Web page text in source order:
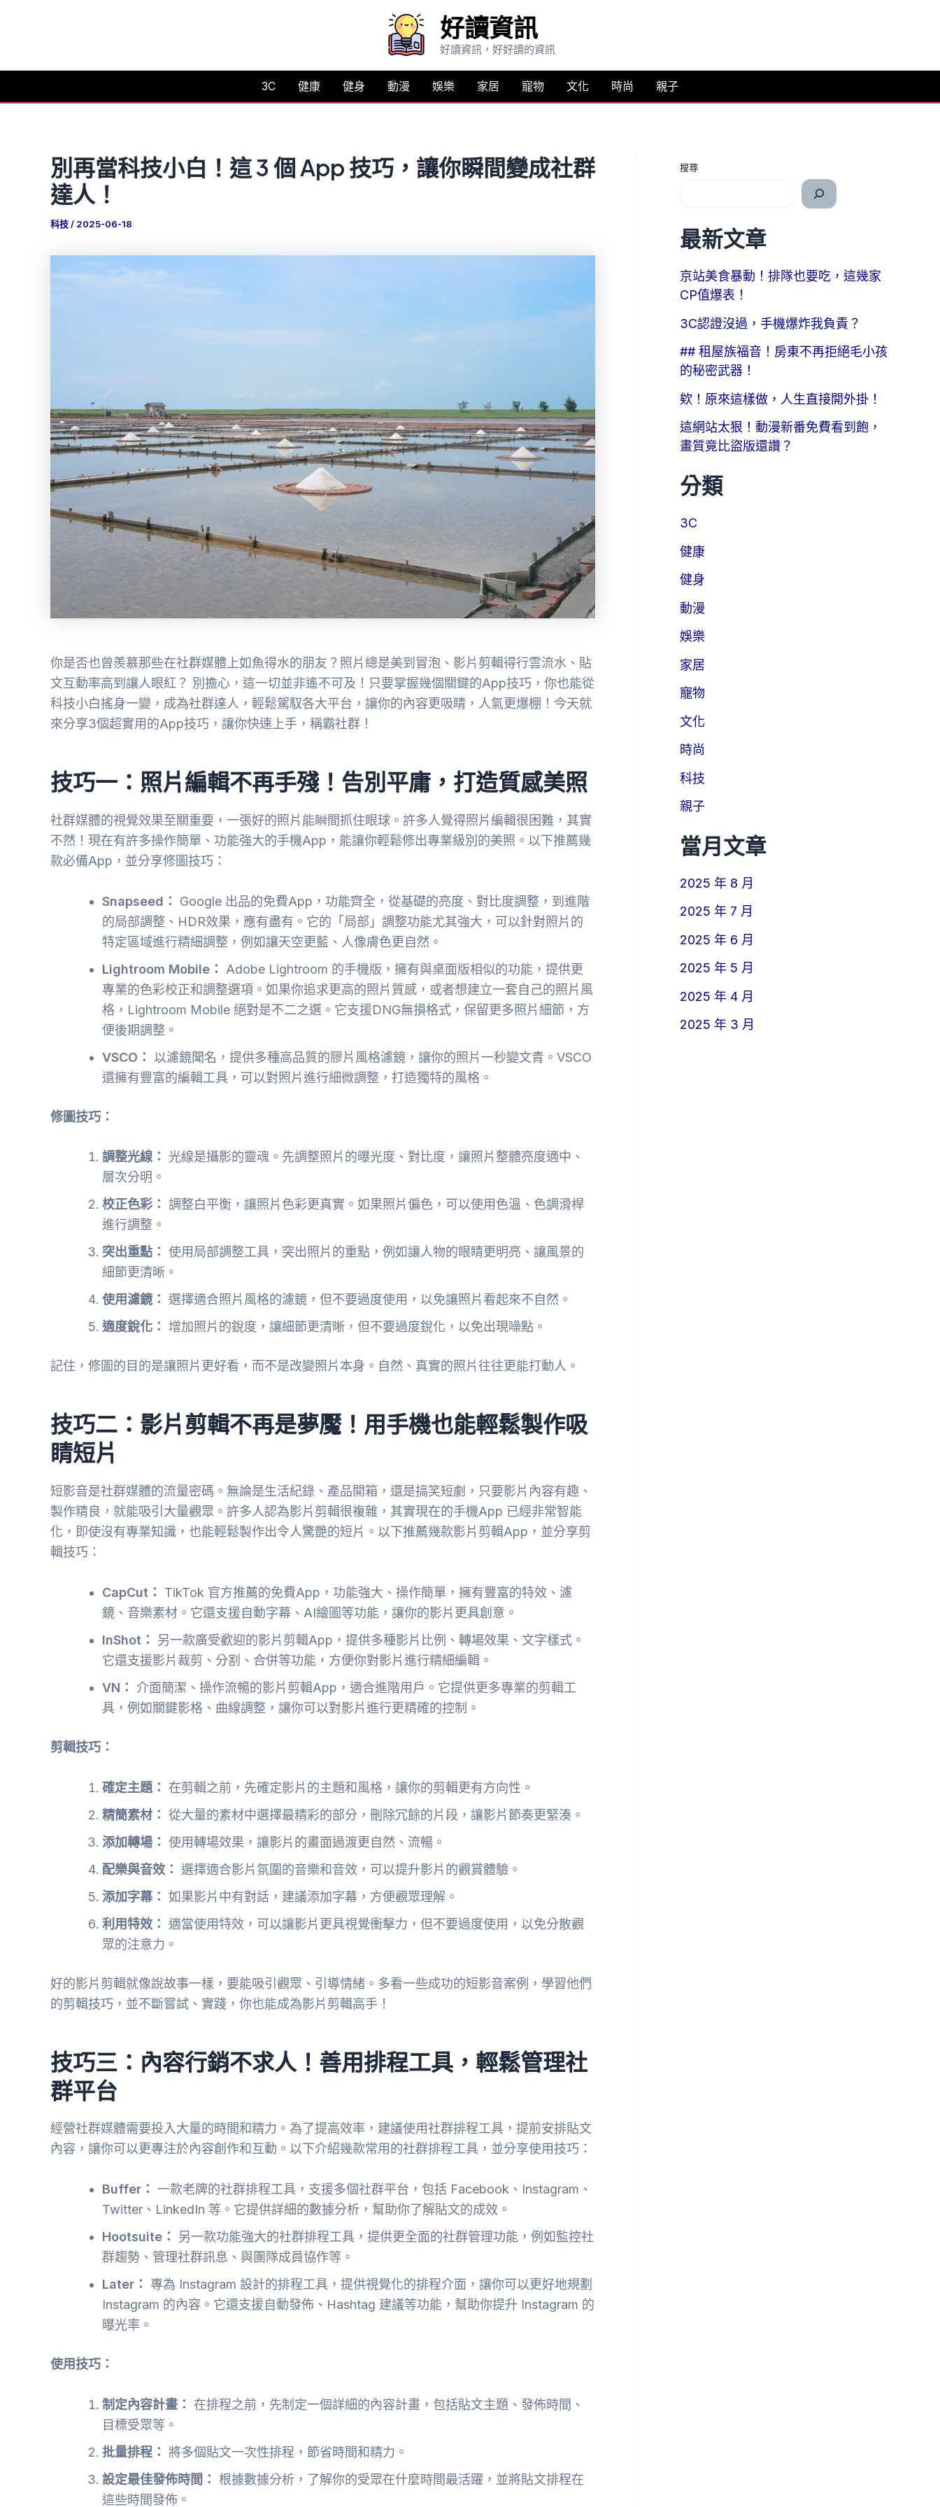
要
好讀資訊
好讀資訊，好好讀的資訊
3C 健康 健身 動漫 娛樂 家居 寵物 文化 時尚 親子
別再當科技小白！這 3 個 App 技巧，讓你瞬間變成社群
達人！
科技/ 2025-06-18
你是否也曾羨慕那些在社群媒體上如魚得水的朋友？照片總是美到冒泡、影片剪輯得行雲流水、貼
文互動率高到讓人眼紅？ 別擔心，這一切並非遙不可及！只要掌握幾個關鍵的App技巧，你也能從
科技小白搖身一變，成為社群達人，輕鬆駕馭各大平台，讓你的內容更吸睛，人氣更爆棚！今天就
來分享3個超實用的App技巧，讓你快速上手，稱霸社群！
技巧一：照片編輯不再手殘！告別平庸，打造質感美照
社群媒體的視覺效果至關重要，一張好的照片能瞬間抓住眼球。許多人覺得照片編輯很困難，其實
不然！現在有許多操作簡單、功能強大的手機App，能讓你輕鬆修出專業級別的美照。以下推薦幾
款必備App，並分享修圖技巧：
Snapseed：
Google 出品的免費App，功能齊全，從基礎的亮度、對比度調整，到進階
的局部調整、HDR效果，應有盡有。它的「局部」調整功能尤其強大，可以針對照片的
特定區域進行精細調整，例如讓天空更藍、人像膚色更自然。
Lightroom Mobile：
Adobe Lightroom 的手機版，擁有與桌面版相似的功能，提供更
專業的色彩校正和調整選項。如果你追求更高的照片質感，或者想建立一套自己的照片風
格，Lightroom Mobile 絕對是不二之選。它支援DNG無損格式，保留更多照片細節，方
便後期調整。
VSCO： 以濾鏡聞名，提供多種高品質的膠片風格濾鏡，讓你的照片一秒變文青。VSCO
還擁有豐富的編輯工具，可以對照片進行細微調整，打造獨特的風格。
修圖技巧：
調整光線：
光線是攝影的靈魂。先調整照片的曝光度、對比度，讓照片整體亮度適中、
層次分明。
校正色彩： 調整白平衡，讓照片色彩更真實。如果照片偏色，可以使用色溫、色調滑桿
進行調整。
突出重點： 使用局部調整工具，突出照片的重點，例如讓人物的眼睛更明亮、讓風景的
細節更清晰。
使用濾鏡： 選擇適合照片風格的濾鏡，但不要過度使用，以免讓照片看起來不自然。
適度銳化：
增加照片的銳度，讓細節更清晰，但不要過度銳化，以免出現噪點。
記住，修圖的目的是讓照片更好看，而不是改變照片本身。自然、真實的照片往往更能打動人。
技巧二：影片剪輯不再是夢魘！用手機也能輕鬆製作吸
睛短片
短影音是社群媒體的流量密碼。無論是生活紀錄、產品開箱，還是搞笑短劇，只要影片內容有趣、
製作精良，就能吸引大量觀眾。許多人認為影片剪輯很複雜，其實現在的手機App 已經非常智能
化，即使沒有專業知識，也能輕鬆製作出令人驚艷的短片。以下推薦幾款影片剪輯App，並分享剪
輯技巧：
CapCut：
TikTok 官方推薦的免費App，功能強大、操作簡單，擁有豐富的特效、濾
鏡、音樂素材。它還支援自動字幕、AI繪圖等功能，讓你的影片更具創意。
InShot：
另一款廣受歡迎的影片剪輯App，提供多種影片比例、轉場效果、文字樣式。
它還支援影片裁剪、分割、合併等功能，方便你對影片進行精細編輯。
VN：
介面簡潔、操作流暢的影片剪輯App，適合進階用戶。它提供更多專業的剪輯工
具，例如關鍵影格、曲線調整，讓你可以對影片進行更精確的控制。
剪輯技巧：
確定主題：
在剪輯之前，先確定影片的主題和風格，讓你的剪輯更有方向性。
精簡素材： 從大量的素材中選擇最精彩的部分，刪除冗餘的片段，讓影片節奏更緊湊。
添加轉場： 使用轉場效果，讓影片的畫面過渡更自然、流暢。
配樂與音效： 選擇適合影片氛圍的音樂和音效，可以提升影片的觀賞體驗。
添加字幕： 如果影片中有對話，建議添加字幕，方便觀眾理解。
利用特效： 適當使用特效，可以讓影片更具視覺衝擊力，但不要過度使用，以免分散觀
眾的注意力。
好的影片剪輯就像說故事一樣，要能吸引觀眾、引導情緒。多看一些成功的短影音案例，學習他們
的剪輯技巧，並不斷嘗試、實踐，你也能成為影片剪輯高手！
技巧三：內容行銷不求人！善用排程工具，輕鬆管理社
群平台
經營社群媒體需要投入大量的時間和精力。為了提高效率，建議使用社群排程工具，提前安排貼文
內容，讓你可以更專注於內容創作和互動。以下介紹幾款常用的社群排程工具，並分享使用技巧：
Buffer： 一款老牌的社群排程工具，支援多個社群平台，包括 Facebook、Instagram、
Twitter、LinkedIn 等。它提供詳細的數據分析，幫助你了解貼文的成效。
Hootsuite：
另一款功能強大的社群排程工具，提供更全面的社群管理功能，例如監控社
群趨勢、管理社群訊息、與團隊成員協作等。
Later： 專為 Instagram 設計的排程工具，提供視覺化的排程介面，讓你可以更好地規劃
Instagram 的內容。它還支援自動發佈、Hashtag 建議等功能，幫助你提升 Instagram 的
曝光率。
使用技巧：
制定內容計畫：
在排程之前，先制定一個詳細的內容計畫，包括貼文主題、發佈時間、
目標受眾等。
批量排程： 將多個貼文一次性排程，節省時間和精力。
設定最佳發佈時間： 根據數據分析，了解你的受眾在什麼時間最活躍，並將貼文排程在
這些時間發佈。
搜尋
最新文章
京站美食暴動！排隊也要吃，這幾家
CP值爆表！
3C認證沒過，手機爆炸我負責？
## 租屋族福音！房東不再拒絕毛小孩
的秘密武器！
欸！原來這樣做，人生直接開外掛！
這網站太狠！動漫新番免費看到飽，
畫質竟比盜版還讚？
分類
3C
健康
健身
動漫
娛樂
家居
寵物
文化
時尚
科技
親子
當月文章
2025 年 8 月
2025 年 7 月
2025 年 6 月
2025 年 5 月
2025 年 4 月
2025 年 3 月